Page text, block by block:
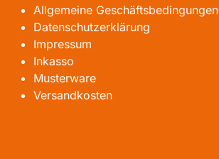
Allgemeine Geschäftsbedingungen
Datenschutzerklärung
Impressum
Inkasso
Musterware
Versandkosten